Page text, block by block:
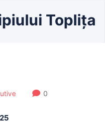
Toplița
0